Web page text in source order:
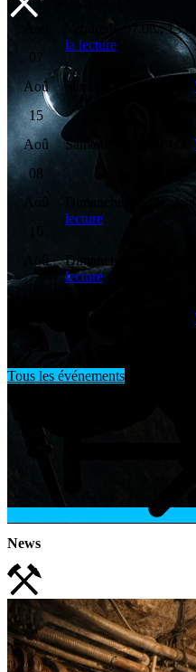
07
Vendredi, 07.08., 13:00
la lecture
Aoû
15
Samedi, 15.08., 14:00
Aoû
08
Samedi, 08.08., 14:00
Dimanche, 16.08.,
lecture
Aoû
Dimanche, 09.08.,
lecture
Samedi, 22.08., 14:00
Tous les événements
News